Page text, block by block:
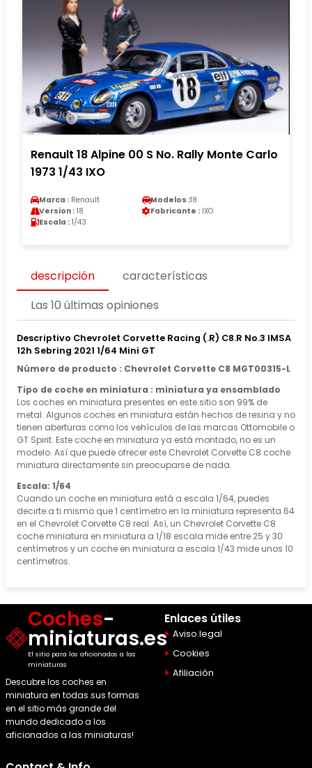
Renault 18 Alpine 00 S No. Rally Monte Carlo
1973 1/43 IXO
Marca : Renault Modelos :18
Version : 18 Fabricante : IXO
Escala : 1/43
descripción
características
Las 10 últimas opiniones
Descriptivo Chevrolet Corvette Racing (.R) C8.R No.3 IMSA
12h Sebring 2021 1/64 Mini GT
Número de producto : Chevrolet Corvette C8 MGT00315-L
Tipo de coche en miniatura : miniatura ya ensamblado
Los coches en miniatura presentes en este sitio son 99% de
metal. Algunos coches en miniatura están hechos de resina y no
tienen aberturas como los vehículos de las marcas Ottomobile o
GT Spirit. Este coche en miniatura ya está montado, no es un
modelo. Así que puede ofrecer este Chevrolet Corvette C8 coche
miniatura directamente sin preocuparse de nada.
Escala: 1/64
Cuando un coche en miniatura está a escala 1/64, puedes
decirte a ti mismo que 1 centímetro en la miniatura representa 64
en el Chevrolet Corvette C8 real. Así, un Chevrolet Corvette C8
coche miniatura en miniatura a 1/18 escala mide entre 25 y 30
centímetros y un coche en miniatura a escala 1/43 mide unos 10
centímetros.
Coches-
miniaturas.es
El sitio para los aficionados a las
miniaturas
Descubre los coches en
miniatura en todas sus formas
en el sitio más grande del
mundo dedicado a los
aficionados a las miniaturas!
Enlaces útiles
Aviso legal
Cookies
Afiliación